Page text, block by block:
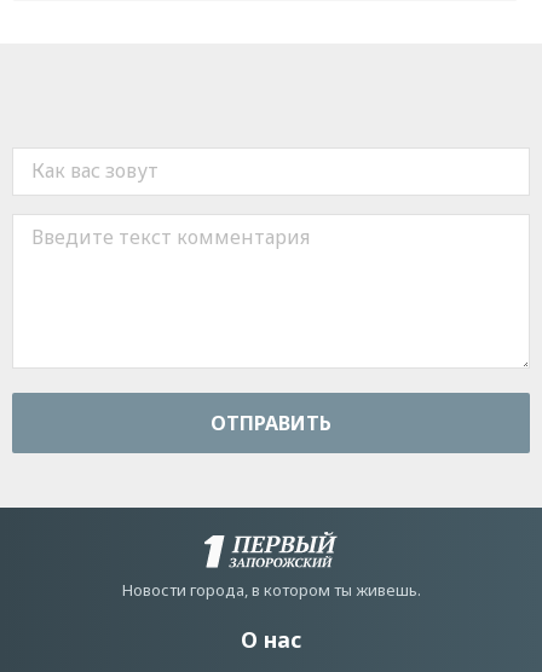
ОТПРАВИТЬ
Новости города, в котором ты живешь.
О нас